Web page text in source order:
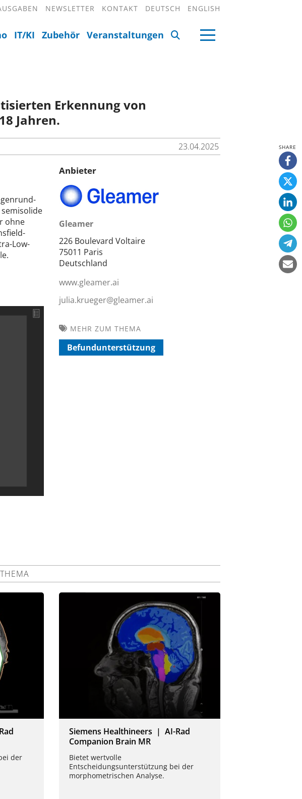
NEWSLETTER KONTAKT DEUTSCH ENGLISH
IT/KI Zubehör Veranstaltungen
Erkennung von
Jahren.
23.04.2025
semisolide
ohne
Low-
Anbieter
Gleamer
226 Boulevard Voltaire
75011 Paris
Deutschland
www.gleamer.ai
julia.krueger@gleamer.ai
MEHR ZUM THEMA
Befundunterstützung
der
Siemens Healthineers | AI-Rad
Companion Brain MR
Bietet wertvolle
Entscheidungsunterstützung bei der
morphometrischen Analyse.